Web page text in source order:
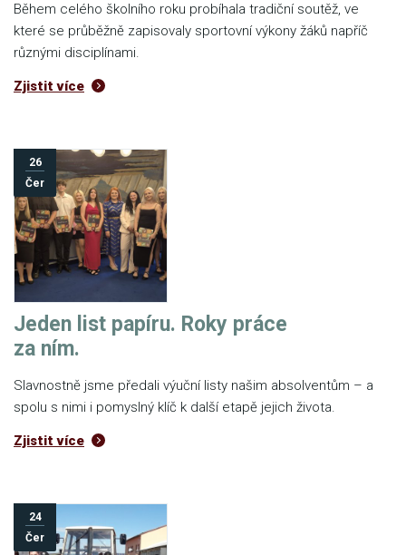
Během celého školního roku probíhala tradiční soutěž, ve
které se průběžně zapisovaly sportovní výkony žáků napříč
různými disciplínami.
Zjistit více
26
Čer
Jeden list papíru. Roky práce
za ním.
Slavnostně jsme předali výuční listy našim absolventům – a
spolu s nimi i pomyslný klíč k další etapě jejich života.
Zjistit více
24
Čer